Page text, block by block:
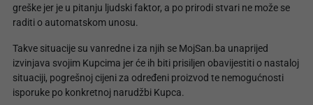
greške jer je u pitanju ljudski faktor, a po prirodi stvari ne može se
raditi o automatskom unosu.
Takve situacije su vanredne i za njih se MojSan.ba unaprijed
izvinjava svojim Kupcima jer će ih biti prisiljen obavijestiti o nastaloj
situaciji, pogrešnoj cijeni za određeni proizvod te nemogućnosti
isporuke po konkretnoj narudžbi Kupca.